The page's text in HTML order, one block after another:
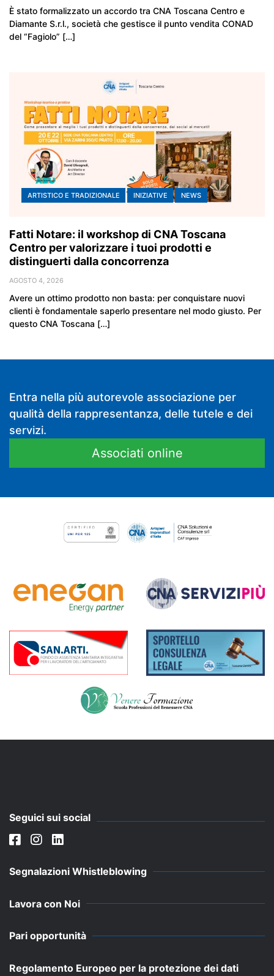
È stato formalizzato un accordo tra CNA Toscana Centro e
Diamante S.r.l., società che gestisce il punto vendita CONAD
del “Fagiolo” […]
ARTISTICO E TRADIZIONALE INIZIATIVE NEWS
Fatti Notare: il workshop di CNA Toscana
Centro per valorizzare i tuoi prodotti e
distinguerti dalla concorrenza
AGOSTO 4, 2026
Avere un ottimo prodotto non basta: per conquistare nuovi
clienti è fondamentale saperlo presentare nel modo giusto. Per
questo CNA Toscana […]
Entra nella più autorevole associazione per
qualità della rappresentanza, delle tutele e dei
servizi.
Associati online
Seguici sui social
Segnalazioni Whistleblowing
Lavora con Noi
Pari opportunità
Regolamento Europeo per la protezione dei dati